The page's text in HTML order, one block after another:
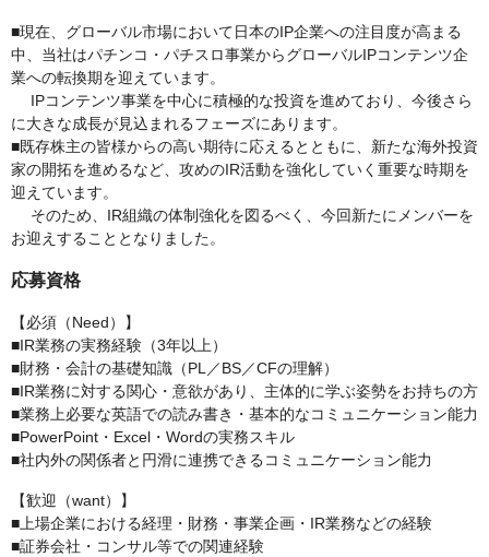
■現在、グローバル市場において日本のIP企業への注目度が高まる
中、当社はパチンコ・パチスロ事業からグローバルIPコンテンツ企
業への転換期を迎えています。
IPコンテンツ事業を中心に積極的な投資を進めており、今後さら
に大きな成長が見込まれるフェーズにあります。
■既存株主の皆様からの高い期待に応えるとともに、新たな海外投資
家の開拓を進めるなど、攻めのIR活動を強化していく重要な時期を
迎えています。
そのため、IR組織の体制強化を図るべく、今回新たにメンバーを
お迎えすることとなりました。
応募資格
【必須（Need）】
■IR業務の実務経験（3年以上）
■財務・会計の基礎知識（PL／BS／CFの理解）
■IR業務に対する関心・意欲があり、主体的に学ぶ姿勢をお持ちの方
■業務上必要な英語での読み書き・基本的なコミュニケーション能力
■PowerPoint・Excel・Wordの実務スキル
■社内外の関係者と円滑に連携できるコミュニケーション能力
【歓迎（want）】
■上場企業における経理・財務・事業企画・IR業務などの経験
■証券会社・コンサル等での関連経験